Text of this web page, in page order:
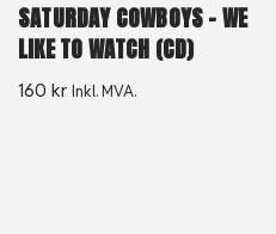
SATURDAY COWBOYS – WE
LIKE TO WATCH (CD)
160 kr Inkl. MVA.